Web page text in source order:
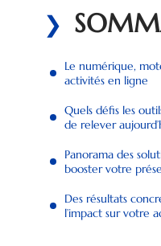
Le numérique,
activités en ligne
Quels défis les
de relever
Panorama des
booster votre
Des résultats
l’impact sur votre